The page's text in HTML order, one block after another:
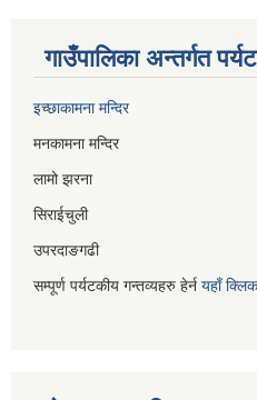
गाउँपालिका अन्तर्गत
इच्छाकामना मन्दिर
मनकामना मन्दिर
लामो झरना
सिराईचुली
उपरदाङगढी
सम्पूर्ण पर्यटकीय गन्तव्यहरु हेर्न यहाँ